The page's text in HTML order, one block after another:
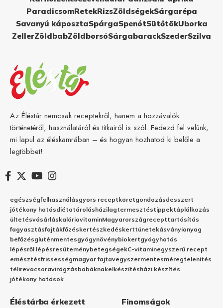
ParadicsomRetekRizsZöldségekSárgarépa
Savanyú káposztaSpárgaSpenótSütőtökUborka
ZellerZöldbabZöldborsóSárgabarackSzederSzilva
Az Éléstár nemcsak receptekről, hanem a hozzávalók
történetéről, használatáról és titkairól is szól. Fedezd fel velünk,
mi lapul az éléskamrában – és hogyan hozhatod ki belőle a
legtöbbet!
egészségfelhasználásgyors receptköretgondozásdesszert
jótékony hatásdiétatárolásházilagtermesztéstippektáplálkozás
ültetésvásárláskalóriavitaminMagyarországrecepttartósítás
fagyasztásfajtákfőzéskertészkedéskerttünetekásványianyag
befőzésgluténmentesgyógynövénybiokertgyógyhatás
lépésről lépésresüteménybetegségekC-vitaminegyszerű recept
emésztésfrissességmagyar fajtavegyszermentesméregtelenítés
télirevacsoravirágzásbabáknakelkészítésházi készítés
jótékony hatások
Éléstárba érkezett Finomságok